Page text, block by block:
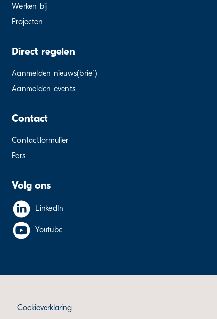
Werken bij
Projecten
Direct regelen
Aanmelden nieuws(brief)
Aanmelden events
Contact
Contactformulier
Pers
Volg ons
LinkedIn
Youtube
Cookieverklaring